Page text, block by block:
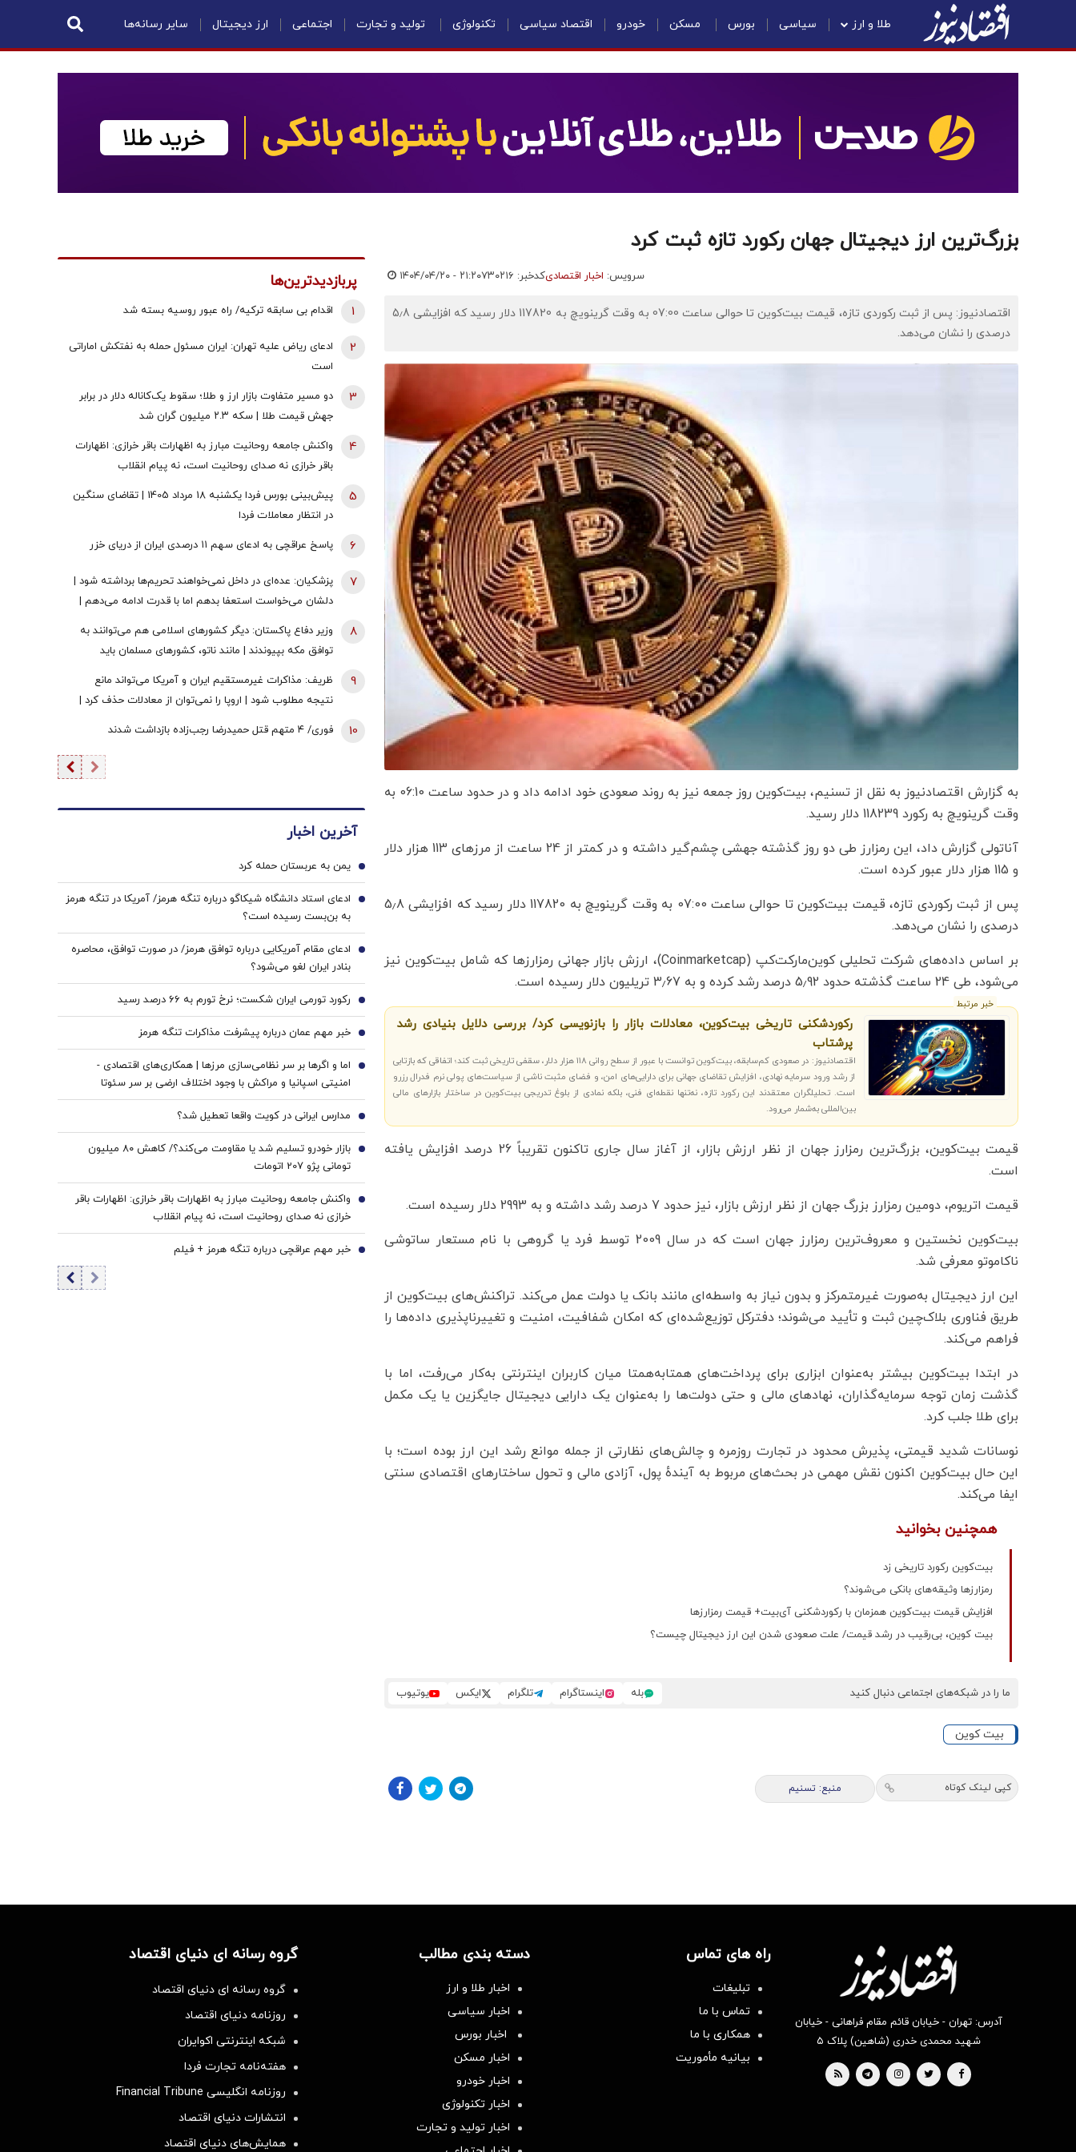
طلا و ارز سیاسی بورس مسکن خودرو اقتصاد سیاسی تکنولوژی تولید و تجارت اجتماعی ارز دیجیتال سایر رسانه‌ها
بزرگ‌ترین ارز دیجیتال جهان رکورد تازه ثبت کرد
سرویس: اخبار اقتصادیکدخبر: ۷۳۰۲۱۶ ۱۴۰۴/۰۴/۲۰ - ۲۱:۲۰
اقتصادنیوز: پس از ثبت رکوردی تازه، قیمت بیت‌کوین تا حوالی ساعت 07:00 به وقت گرینویچ به 117820 دلار رسید که افزایشی 5٫8
درصدی را نشان می‌دهد.
به گزارش اقتصادنیوز به نقل از تسنیم، بیت‌کوین روز جمعه نیز به روند صعودی خود ادامه داد و در حدود ساعت 06:10 به
وقت گرینویچ به رکورد 118239 دلار رسید.
آناتولی گزارش داد، این رمزارز طی دو روز گذشته جهشی چشم‌گیر داشته و در کمتر از 24 ساعت از مرزهای 113 هزار دلار
و 115 هزار دلار عبور کرده است.
پس از ثبت رکوردی تازه، قیمت بیت‌کوین تا حوالی ساعت 07:00 به وقت گرینویچ به 117820 دلار رسید که افزایشی 5٫8
درصدی را نشان می‌دهد.
بر اساس داده‌های شرکت تحلیلی کوین‌مارکت‌کپ (Coinmarketcap)، ارزش بازار جهانی رمزارزها که شامل بیت‌کوین نیز
می‌شود، طی 24 ساعت گذشته حدود 5٫92 درصد رشد کرده و به 3٫67 تریلیون دلار رسیده است.
خبر مرتبط
رکوردشکنی تاریخی بیت‌کوین، معادلات بازار را بازنویسی کرد/ بررسی دلایل بنیادی رشد
پرشتاب
اقتصادنیوز: در صعودی کم‌سابقه، بیت‌کوین توانست با عبور از سطح روانی ۱۱۸ هزار دلار، سقفی تاریخی ثبت کند؛ اتفاقی که بازتابی
از رشد ورود سرمایه نهادی، افزایش تقاضای جهانی برای دارایی‌های امن، و فضای مثبت ناشی از سیاست‌های پولی نرم فدرال رزرو
است. تحلیلگران معتقدند این رکورد تازه، نه‌تنها نقطه‌ای فنی، بلکه نمادی از بلوغ تدریجی بیت‌کوین در ساختار بازارهای مالی
بین‌المللی به‌شمار می‌رود.
قیمت بیت‌کوین، بزرگ‌ترین رمزارز جهان از نظر ارزش بازار، از آغاز سال جاری تاکنون تقریباً 26 درصد افزایش یافته
است.
قیمت اتریوم، دومین رمزارز بزرگ جهان از نظر ارزش بازار، نیز حدود 7 درصد رشد داشته و به 2993 دلار رسیده است.
بیت‌کوین نخستین و معروف‌ترین رمزارز جهان است که در سال 2009 توسط فرد یا گروهی با نام مستعار ساتوشی
ناکاموتو معرفی شد.
این ارز دیجیتال به‌صورت غیرمتمرکز و بدون نیاز به واسطه‌ای مانند بانک یا دولت عمل می‌کند. تراکنش‌های بیت‌کوین از
طریق فناوری بلاک‌چین ثبت و تأیید می‌شوند؛ دفترکل توزیع‌شده‌ای که امکان شفافیت، امنیت و تغییرناپذیری داده‌ها را
فراهم می‌کند.
در ابتدا بیت‌کوین بیشتر به‌عنوان ابزاری برای پرداخت‌های همتا‌به‌همتا میان کاربران اینترنتی به‌کار می‌رفت، اما با
گذشت زمان توجه سرمایه‌گذاران، نهادهای مالی و حتی دولت‌ها را به‌عنوان یک دارایی دیجیتال جایگزین یا یک مکمل
برای طلا جلب کرد.
نوسانات شدید قیمتی، پذیرش محدود در تجارت روزمره و چالش‌های نظارتی از جمله موانع رشد این ارز بوده‌ است؛ با
این حال بیت‌کوین اکنون نقش مهمی در بحث‌های مربوط به آیندهٔ پول، آزادی مالی و تحول ساختارهای اقتصادی سنتی
ایفا می‌کند.
همچنین بخوانید
بیت‌کوین رکورد تاریخی زد
رمزارزها وثیقه‌های بانکی می‌شوند؟
افزایش قیمت بیت‌کوین همزمان با رکورد‌شکنی آی‌بیت+ قیمت رمز‌ارزها
بیت کوین، بی‌رقیب در رشد قیمت/ علت صعودی شدن این ارز دیجیتال چیست؟
ما را در شبکه‌های اجتماعی دنبال کنید بله اینستاگرام تلگرام ایکس یوتیوب
بیت کوین
کپی لینک کوتاه منبع: تسنیم
پربازدیدترین‌ها
اقدام بی سابقه ترکیه/ راه عبور روسیه بسته شد 1
ادعای ریاض علیه تهران: ایران مسئول حمله به نفتکش اماراتی
است
2
دو مسیر متفاوت بازار ارز و طلا؛ سقوط یک‌کاناله دلار در برابر
جهش قیمت طلا | سکه ۲.۳ میلیون گران شد
3
واکنش جامعه روحانیت مبارز به اظهارات باقر خرازی: اظهارات
باقر خرازی نه صدای روحانیت است، نه پیام انقلاب
4
پیش‌بینی بورس فردا یکشنبه 18 مرداد 1405 | تقاضای سنگین
در انتظار معاملات فردا
5
پاسخ عراقچی به ادعای سهم ۱۱ درصدی ایران از دریای خزر 6
پزشکیان: عده‌ای در داخل نمی‌خواهند تحریم‌ها برداشته شود |
دلشان می‌خواست استعفا بدهم اما با قدرت ادامه می‌دهم |
قالیباف بهترین همکاری را با دولت دارد
7
وزیر دفاع پاکستان: دیگر کشورهای اسلامی هم می‌توانند به
توافق مکه بپیوندند | مانند ناتو، کشورهای مسلمان باید
8
ظریف: مذاکرات غیرمستقیم ایران و آمریکا می‌تواند مانع
نتیجه مطلوب شود | اروپا را نمی‌توان از معادلات حذف کرد |
9
فوری/ ۴ متهم قتل حمیدرضا رجب‌زاده بازداشت شدند 10
آخرین اخبار
یمن به عربستان حمله کرد 1
ادعای استاد دانشگاه شیکاگو درباره تنگه هرمز/ آمریکا در تنگه هرمز
به بن‌بست رسیده است؟
2
ادعای مقام آمریکایی درباره توافق هرمز/ در صورت توافق، محاصره
بنادر ایران لغو می‌شود؟
3
رکورد تورمی ایران شکست؛ نرخ تورم به ۶۶ درصد رسید 4
خبر مهم عمان درباره پیشرفت مذاکرات تنگه هرمز 5
اما و اگرها بر سر نظامی‌سازی مرزها | همکاری‌های اقتصادی -
امنیتی اسپانیا و مراکش با وجود اختلاف ارضی بر سر سئوتا
6
مدارس ایرانی در کویت واقعا تعطیل شد؟ 7
بازار خودرو تسلیم شد یا مقاومت می‌کند؟/ کاهش ۸۰ میلیون
تومانی پژو 207 اتومات
8
واکنش جامعه روحانیت مبارز به اظهارات باقر خرازی: اظهارات باقر
خرازی نه صدای روحانیت است، نه پیام انقلاب
9
خبر مهم عراقچی درباره تنگه هرمز + فیلم 10
آدرس: تهران - خیابان قائم مقام فراهانی - خیابان
شهید محمدی خدری (شاهین) پلاک ۵
راه های تماس
تبلیغات
تماس با ما
همکاری با ما
بیانیه مأموریت
دسته بندی مطالب
اخبار طلا و ارز
اخبار سیاسی
اخبار بورس
اخبار مسکن
اخبار خودرو
اخبار تکنولوژی
اخبار تولید و تجارت
گروه رسانه ای دنیای اقتصاد
گروه رسانه ای دنیای اقتصاد
روزنامه دنیای اقتصاد
شبکه اینترنتی اکوایران
هفته‌نامه تجارت فردا
روزنامه انگلیسی Financial Tribune
انتشارات دنیای اقتصاد
همایش‌های دنیای اقتصاد